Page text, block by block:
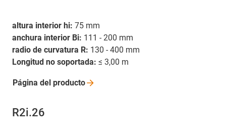
altura interior hi: 75 mm
anchura interior Bi: 111 - 200 mm
radio de curvatura R: 130 - 400 mm
Longitud no soportada: ≤ 3,00 m
Página del producto
R2i.26